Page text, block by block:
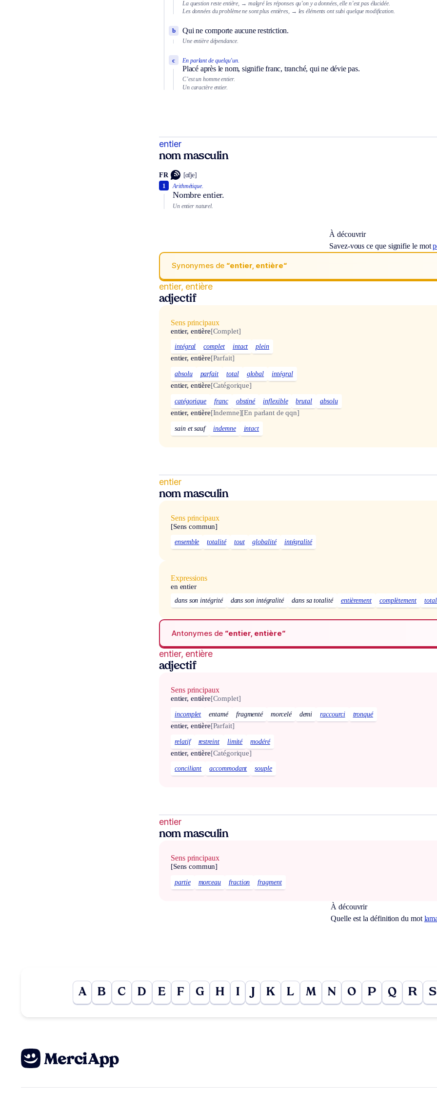
La question reste entière, → malgré les réponses qu’on y a données, elle n’est pas élucidée.
Les données du problème ne sont plus entières, → les éléments ont subi quelque modification.
Qui ne comporte aucune restriction.
b
Une entière dépendance.
En parlant de quelqu’un.
Placé après le nom, signifie franc, tranché, qui ne dévie pas.
c
C’est un homme entier.
Un caractère entier.
entier
nom masculin
FR [ɑ̃tje]
Arithmétique.
Nombre entier.
1
Un entier naturel.
À découvrir
Savez-vous ce que signifie le mot
Synonymes de “entier, entière“
entier, entière
adjectif
Sens principaux
entier, entière[Complet]
intégral complet intact plein
entier, entière[Parfait]
absolu parfait total global intégral
entier, entière[Catégorique]
catégorique franc obstiné inflexible brutal absolu
entier, entière[Indemne][En parlant de qqn]
sain et sauf indemne intact
entier
nom masculin
Sens principaux
[Sens commun]
ensemble totalité tout globalité intégralité
Expressions
en entier
dans son intégrité dans son intégralité dans sa totalité entièrement complètement
Antonymes de “entier, entière“
entier, entière
adjectif
Sens principaux
entier, entière[Complet]
incomplet entamé fragmenté morcelé demi raccourci tronqué
entier, entière[Parfait]
relatif restreint limité modéré
entier, entière[Catégorique]
conciliant accommodant souple
entier
nom masculin
Sens principaux
[Sens commun]
partie morceau fraction fragment
À découvrir
Quelle est la définition du mot
A B C D E F G H I J K L M N O P Q R S